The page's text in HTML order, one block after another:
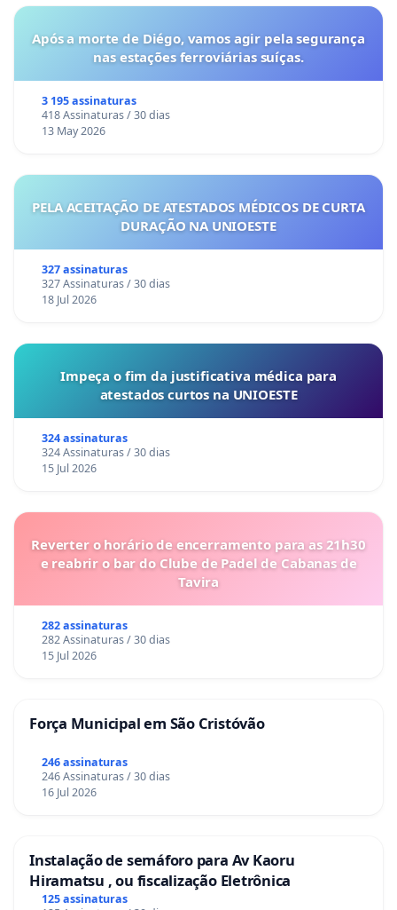
Após a morte de Diégo, vamos agir pela segurança
nas estações ferroviárias suíças.
3 195 assinaturas
418 Assinaturas / 30 dias
13 May 2026
PELA ACEITAÇÃO DE ATESTADOS MÉDICOS DE CURTA
DURAÇÃO NA UNIOESTE
327 assinaturas
327 Assinaturas / 30 dias
18 Jul 2026
Impeça o fim da justificativa médica para
atestados curtos na UNIOESTE
324 assinaturas
324 Assinaturas / 30 dias
15 Jul 2026
Reverter o horário de encerramento para as 21h30
e reabrir o bar do Clube de Padel de Cabanas de
Tavira
282 assinaturas
282 Assinaturas / 30 dias
15 Jul 2026
Força Municipal em São Cristóvão
246 assinaturas
246 Assinaturas / 30 dias
16 Jul 2026
Instalação de semáforo para Av Kaoru
Hiramatsu , ou fiscalização Eletrônica
125 assinaturas